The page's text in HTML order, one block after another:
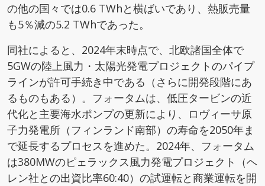
の他の国々では0.6 TWhと横ばいであり、熱販売量
も5％減の5.2 TWhであった。
同社によると、2024年末時点で、北欧諸国全体で
5GWの陸上風力・太陽光発電プロジェクトのパイプ
ラインが許可手続き中である（さらに開発段階にあ
るものもある）。フォータムは、低圧タービンの近
代化と主要海水ポンプの更新により、ロヴィーサ原
子力発電所（フィンランド南部）の寿命を2050年ま
で延長するプロセスを進めた。2024年、フォータム
は380MWのピェラックス風力発電プロジェクト（ヘ
レン社との出資比率60:40）の試運転と商業運転を開